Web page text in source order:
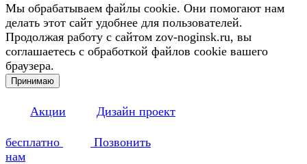
Мы обрабатываем файлы cookie. Они помогают нам
делать этот сайт удобнее для пользователей.
Продолжая работу с сайтом zov-noginsk.ru, вы
соглашаетесь с обработкой файлов cookie вашего
браузера.
Принимаю
Акции Дизайн проект
бесплатно
Позвонить
нам